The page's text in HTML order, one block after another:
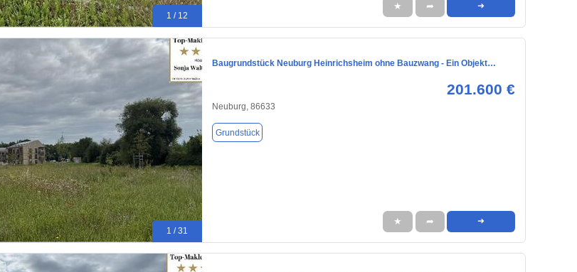
1 / 12
★ ➦ ➜
1 / 31
Baugrundstück Neuburg Heinrichsheim ohne Bauzwang - Ein Objekt…
201.600 €
Neuburg, 86633
Grundstück
★ ➦ ➜